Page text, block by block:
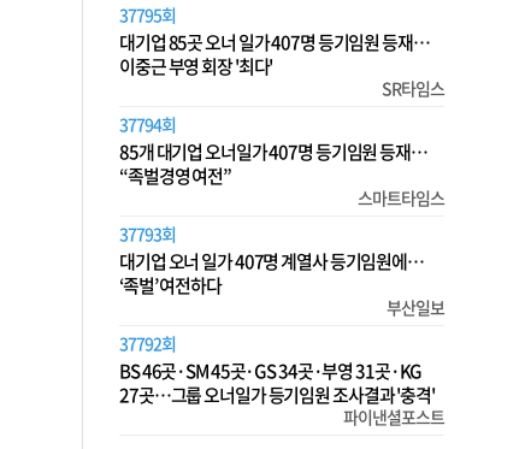
37795회
대기업 85곳 오너 일가 407명 등기임원 등재…
이중근 부영 회장 '최다'
SR타임스
37794회
85개 대기업 오너일가 407명 등기임원 등재…
“족벌경영 여전”
스마트타임스
37793회
대기업 오너 일가 407명 계열사 등기임원에…
‘족벌’ 여전하다
부산일보
37792회
BS 46곳·SM 45곳·GS 34곳·부영 31곳·KG
27곳…그룹 오너일가 등기임원 조사결과 '충격'
파이낸셜포스트